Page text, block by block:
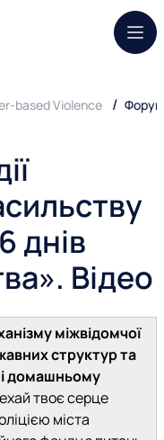
based Violence Форум
днів
Відео
міжвідомчої
структур та
домашньому
твоє серце
міста